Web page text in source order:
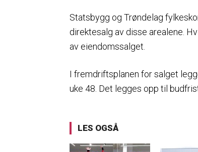
Statsbygg og Trøndelag
direktesalg av disse arealene.
av eiendomssalget.
I fremdriftsplanen for salget
uke 48. Det legges opp til
LES OGSÅ